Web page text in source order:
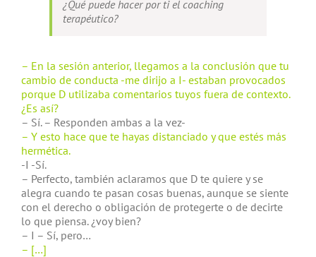
¿Qué puede hacer por ti el coaching
terapéutico?
– En la sesión anterior, llegamos a la conclusión que tu
cambio de conducta -me dirijo a I- estaban provocados
porque D utilizaba comentarios tuyos fuera de contexto.
¿Es así?
– Sí. – Responden ambas a la vez-
– Y esto hace que te hayas distanciado y que estés más
hermética.
-I -Sí.
– Perfecto, también aclaramos que D te quiere y se
alegra cuando te pasan cosas buenas, aunque se siente
con el derecho o obligación de protegerte o de decirte
lo que piensa. ¿voy bien?
– I – Sí, pero…
– […]